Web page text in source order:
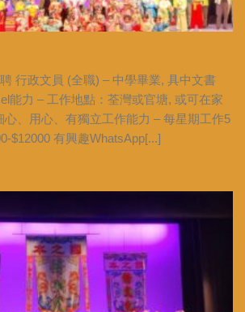
行政文員 (全職) – 中學畢業, 具中文書
能力 – 工作地點：荃灣或官塘, 或可在家
心、用心、有獨立工作能力 – 每星期工作5
$12000 有興趣WhatsApp[...]